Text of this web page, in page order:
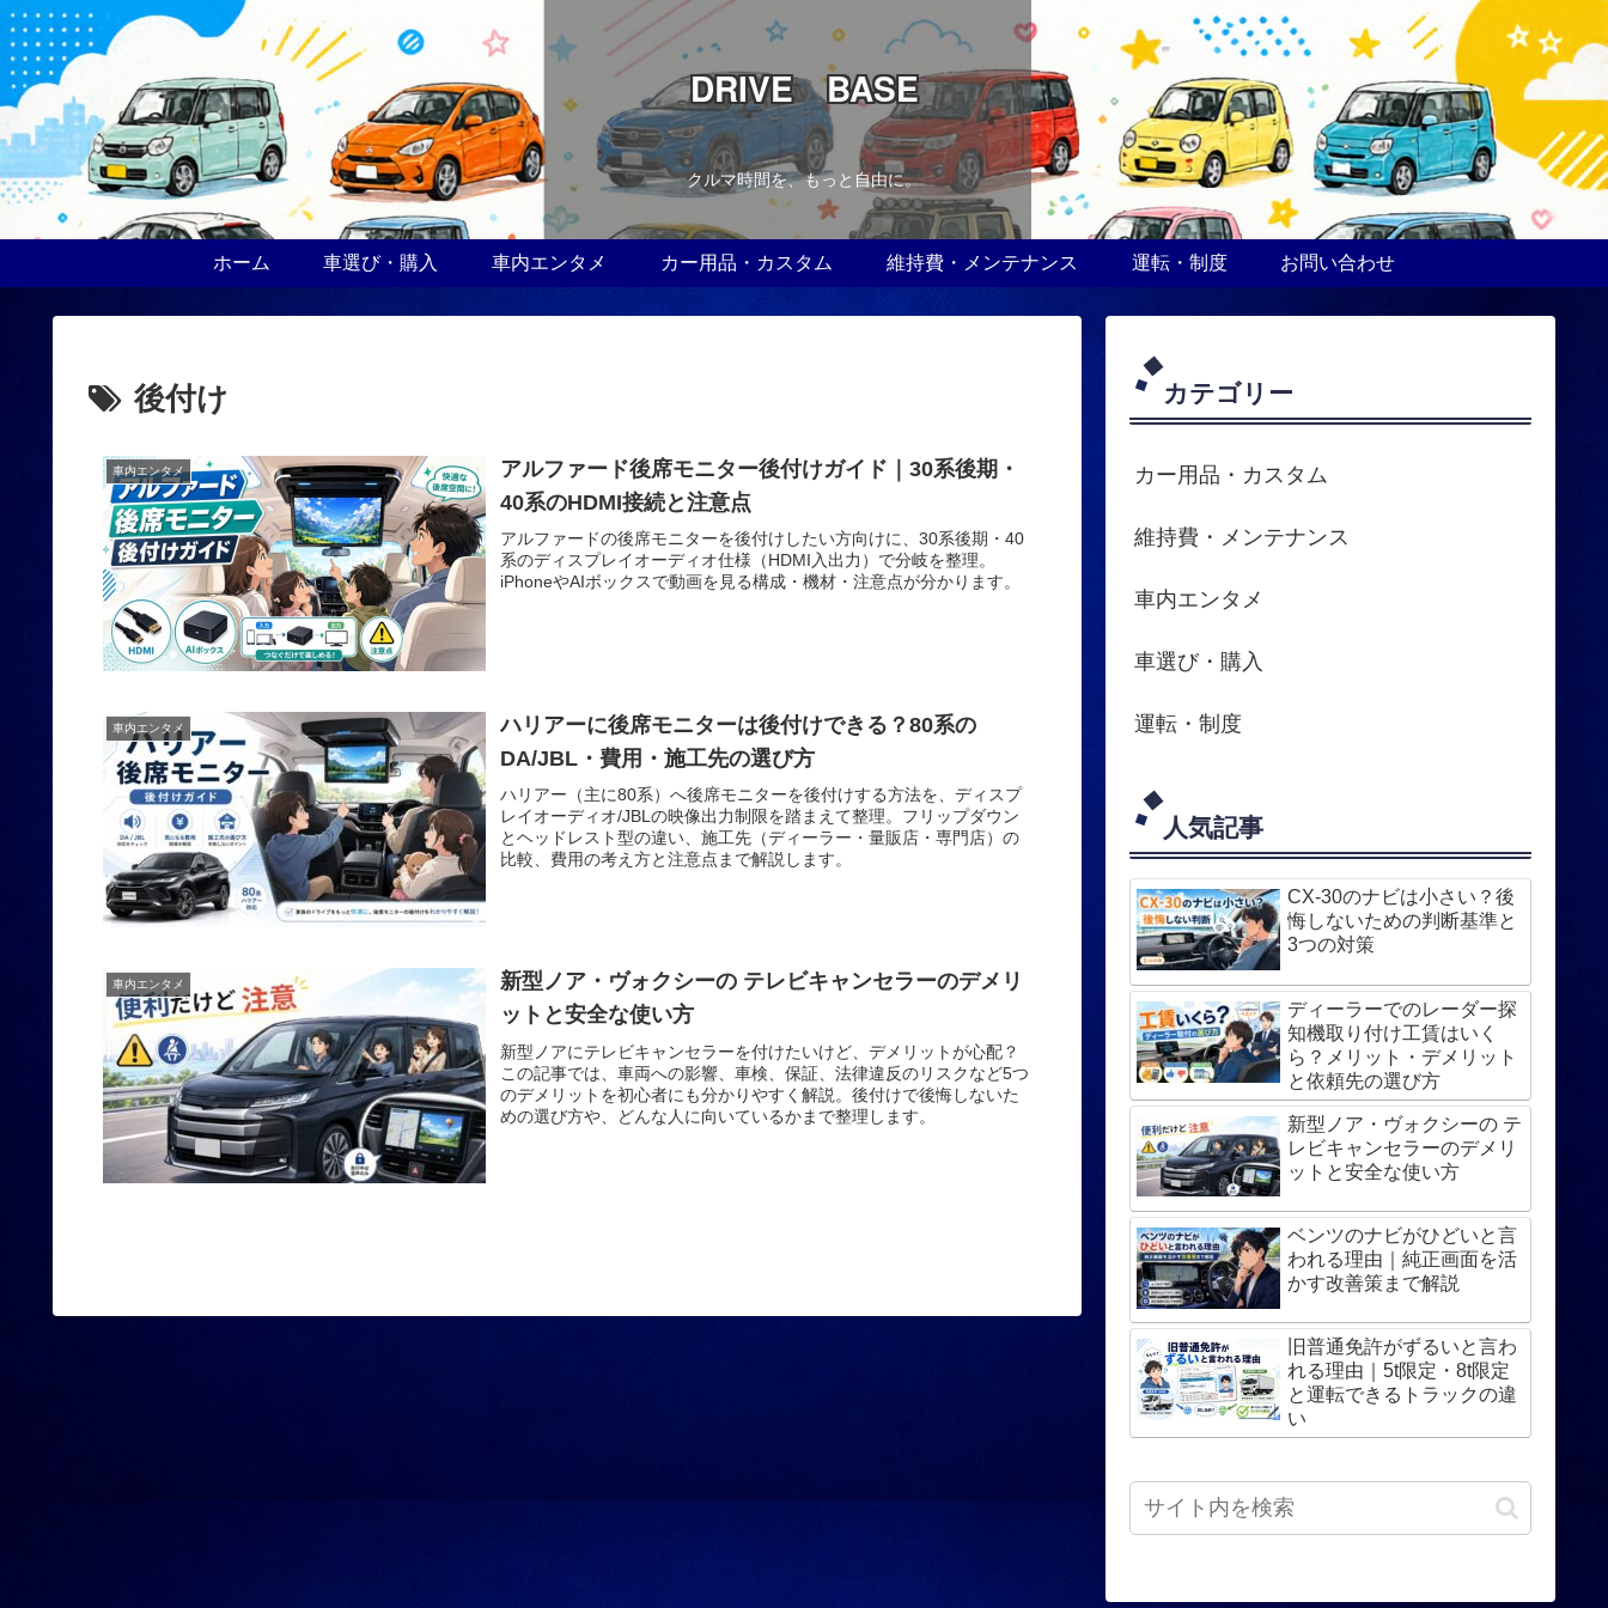
DRIVE BASE
クルマ時間を、もっと自由に。
ホーム 車選び・購入 車内エンタメ カー用品・カスタム 維持費・メンテナンス 運転・制度 お問い合わせ
後付け
車内エンタメ
アルファード後席モニター後付けガイド｜30系後期・
40系のHDMI接続と注意点
アルファードの後席モニターを後付けしたい方向けに、30系後期・40
系のディスプレイオーディオ仕様（HDMI入出力）で分岐を整理。
iPhoneやAIボックスで動画を見る構成・機材・注意点が分かります。
車内エンタメ
ハリアーに後席モニターは後付けできる？80系の
DA/JBL・費用・施工先の選び方
ハリアー（主に80系）へ後席モニターを後付けする方法を、ディスプ
レイオーディオ/JBLの映像出力制限を踏まえて整理。フリップダウン
とヘッドレスト型の違い、施工先（ディーラー・量販店・専門店）の
比較、費用の考え方と注意点まで解説します。
車内エンタメ
新型ノア・ヴォクシーの テレビキャンセラーのデメリ
ットと安全な使い方
新型ノアにテレビキャンセラーを付けたいけど、デメリットが心配？
この記事では、車両への影響、車検、保証、法律違反のリスクなど5つ
のデメリットを初心者にも分かりやすく解説。後付けで後悔しないた
めの選び方や、どんな人に向いているかまで整理します。
カテゴリー
カー用品・カスタム
維持費・メンテナンス
車内エンタメ
車選び・購入
運転・制度
人気記事
CX-30のナビは小さい？後
悔しないための判断基準と
3つの対策
ディーラーでのレーダー探
知機取り付け工賃はいく
ら？メリット・デメリット
と依頼先の選び方
新型ノア・ヴォクシーの テ
レビキャンセラーのデメリ
ットと安全な使い方
ベンツのナビがひどいと言
われる理由｜純正画面を活
かす改善策まで解説
旧普通免許がずるいと言わ
れる理由｜5t限定・8t限定
と運転できるトラックの違
い